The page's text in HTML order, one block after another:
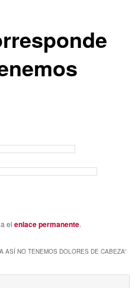
el enlace permanente.
ASÍ NO TENEMOS DOLORES DE CABEZA”